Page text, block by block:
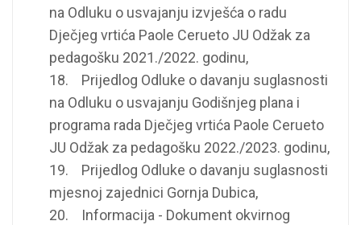
na Odluku o usvajanju izvješća o radu
Dječjeg vrtića Paole Cerueto JU Odžak za
pedagošku 2021./2022. godinu,
18. Prijedlog Odluke o davanju suglasnosti
na Odluku o usvajanju Godišnjeg plana i
programa rada Dječjeg vrtića Paole Cerueto
JU Odžak za pedagošku 2022./2023. godinu,
19. Prijedlog Odluke o davanju suglasnosti
mjesnoj zajednici Gornja Dubica,
20. Informacija - Dokument okvirnog